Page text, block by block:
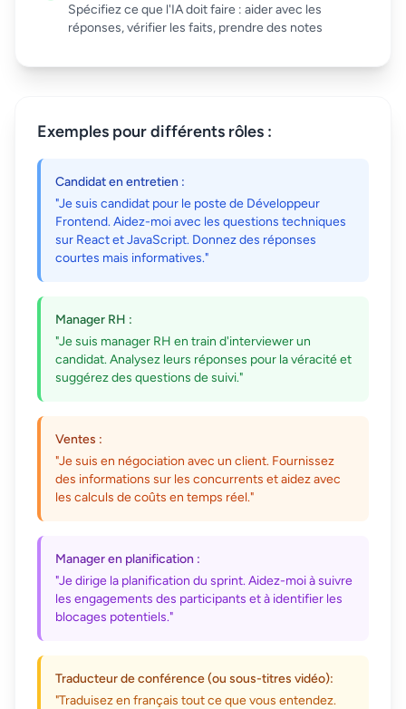
Spécifiez ce que l'IA doit faire : aider avec les
réponses, vérifier les faits, prendre des notes
Exemples pour différents rôles :
Candidat en entretien :
"Je suis candidat pour le poste de Développeur
Frontend. Aidez-moi avec les questions techniques
sur React et JavaScript. Donnez des réponses
courtes mais informatives."
Manager RH :
"Je suis manager RH en train d'interviewer un
candidat. Analysez leurs réponses pour la véracité et
suggérez des questions de suivi."
Ventes :
"Je suis en négociation avec un client. Fournissez
des informations sur les concurrents et aidez avec
les calculs de coûts en temps réel."
Manager en planification :
"Je dirige la planification du sprint. Aidez-moi à suivre
les engagements des participants et à identifier les
blocages potentiels."
Traducteur de conférence (ou sous-titres vidéo):
"Traduisez en français tout ce que vous entendez.